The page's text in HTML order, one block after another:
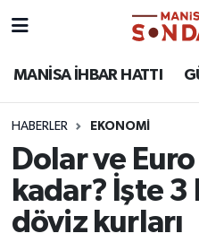
MANİSA İHBAR HATTI
HABERLER EKONOMİ
Dolar ve
kadar? İşte
döviz kurları
ASAYİŞ
KÜLTÜR-SANAT
MAGAZİN
Hava Durumu
Puan Durumu ve
Tüm Manşetler